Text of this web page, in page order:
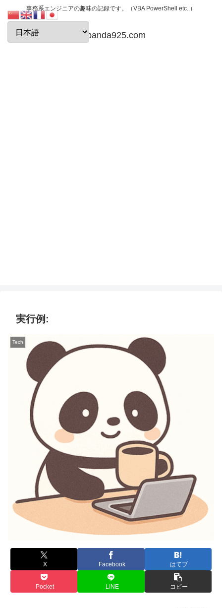
事務系エンジニアの趣味の記録です。（VBA PowerShell etc..）
papanda925.com
実行例:
Tech
X Facebook はてブ
Pocket LINE コピー